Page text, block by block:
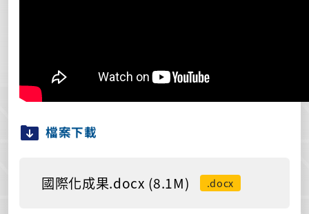
檔案下載
國際化成果.docx (8.1M) .docx